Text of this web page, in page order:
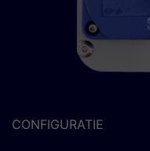
CONFIGURATIE